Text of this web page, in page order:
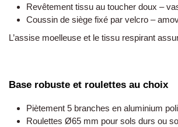
Revêtement tissu au toucher doux –
Coussin de siège fixé par velcro –
L’assise moelleuse et le tissu respirant
Base robuste et roulettes au choix
Piètement 5 branches en aluminium
Roulettes Ø65 mm pour sols durs ou